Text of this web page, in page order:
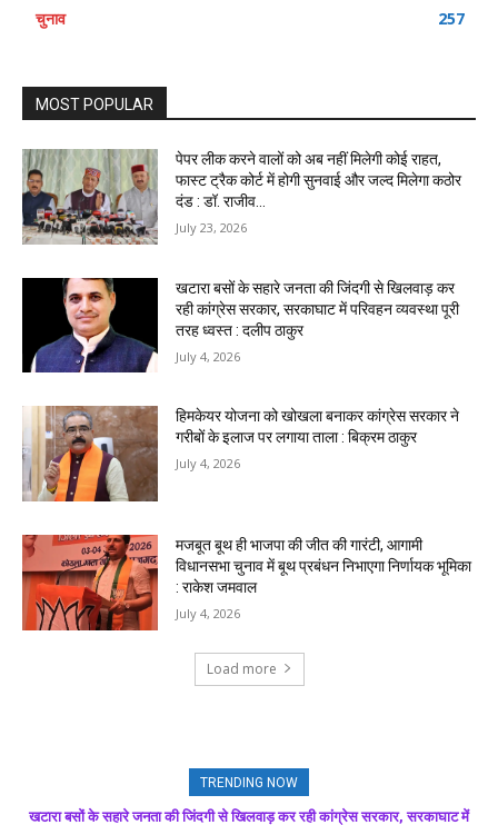
चुनाव
257
MOST POPULAR
पेपर लीक करने वालों को अब नहीं मिलेगी कोई राहत,
फास्ट ट्रैक कोर्ट में होगी सुनवाई और जल्द मिलेगा कठोर
दंड : डॉ. राजीव...
July 23, 2026
खटारा बसों के सहारे जनता की जिंदगी से खिलवाड़ कर
रही कांग्रेस सरकार, सरकाघाट में परिवहन व्यवस्था पूरी
तरह ध्वस्त : दलीप ठाकुर
July 4, 2026
हिमकेयर योजना को खोखला बनाकर कांग्रेस सरकार ने
गरीबों के इलाज पर लगाया ताला : बिक्रम ठाकुर
July 4, 2026
मजबूत बूथ ही भाजपा की जीत की गारंटी, आगामी
विधानसभा चुनाव में बूथ प्रबंधन निभाएगा निर्णायक भूमिका
: राकेश जमवाल
July 4, 2026
Load more